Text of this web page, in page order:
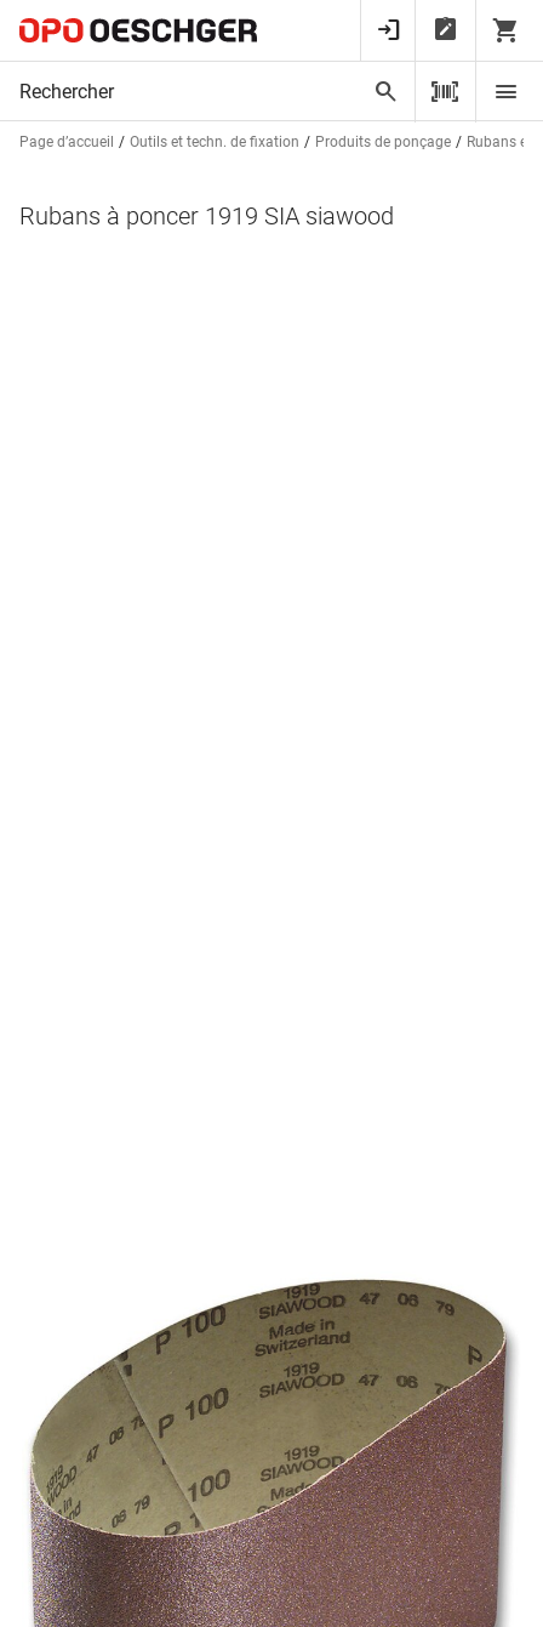
Page d’accueil Outils et techn. de fixation Produits de ponçage Rubans et
Rubans à poncer 1919 SIA siawood